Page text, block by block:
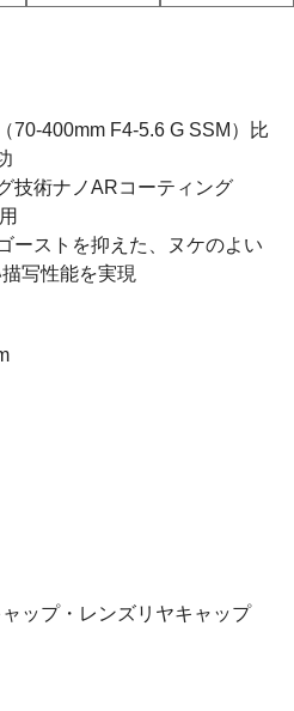
70-400mm F4-5.6 G SSM）比
技術ナノARコーティング
ーストを抑えた、ヌケのよい
写性能を実現
ップ・レンズリヤキャップ